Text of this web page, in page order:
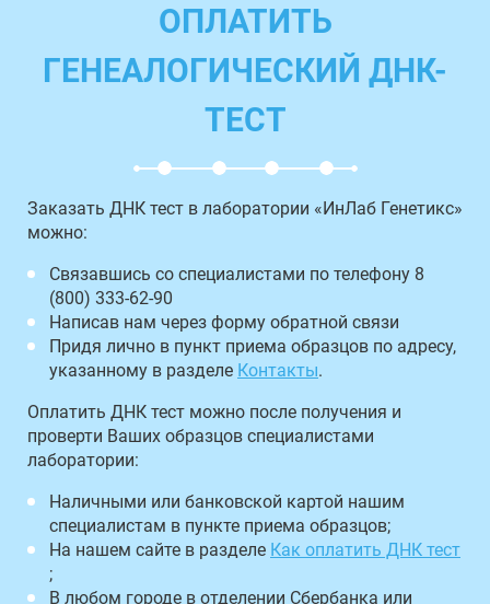
ОПЛАТИТЬ
ГЕНЕАЛОГИЧЕСКИЙ ДНК-
ТЕСТ
Заказать ДНК тест в лаборатории «ИнЛаб Генетикс»
можно:
Связавшись со специалистами по телефону 8
(800) 333-62-90
Написав нам через форму обратной связи
Придя лично в пункт приема образцов по адресу,
указанному в разделе Контакты.
Оплатить ДНК тест можно после получения и
проверти Ваших образцов специалистами
лаборатории:
Наличными или банковской картой нашим
специалистам в пункте приема образцов;
На нашем сайте в разделе Как оплатить ДНК тест
;
В любом городе в отделении Сбербанка или